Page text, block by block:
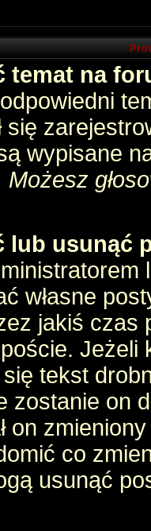
temat na
się
wypisane
lub usunąć
własne
jakiś
Jeżeli
tekst
zostanie on
on
co
usunąć